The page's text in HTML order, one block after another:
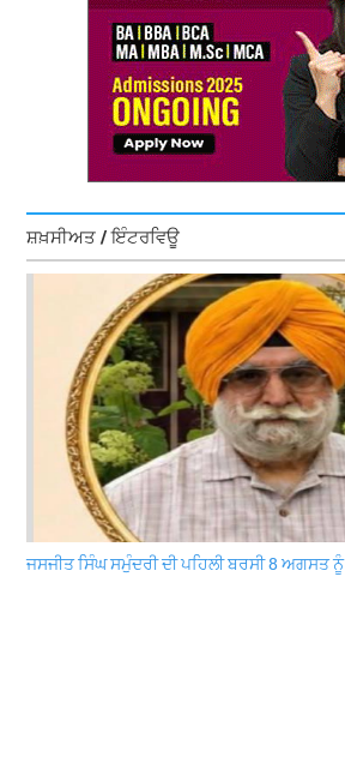
ਸ਼ਖ਼ਸੀਅਤ / ਇੰਟਰਵਿਊ
ਜਸਜੀਤ ਸਿੰਘ ਸਮੁੰਦਰੀ ਦੀ ਪਹਿਲੀ ਬਰਸੀ 8 ਅਗਸਤ ਨੂੰ